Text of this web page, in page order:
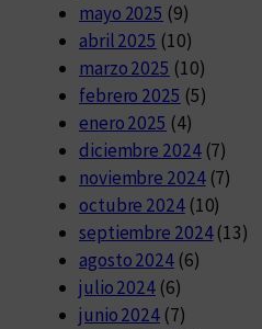
mayo 2025 (9)
abril 2025 (10)
marzo 2025 (10)
febrero 2025 (5)
enero 2025 (4)
diciembre 2024(7)
noviembre 2024(7)
octubre 2024(10)
septiembre 2024(13)
agosto 2024(6)
julio 2024 (6)
junio 2024 (7)